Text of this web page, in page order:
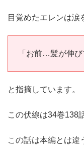
目覚めたエレンは涙
「お前…髪が伸
と指摘しています。
この伏線は34巻138
この話は本編とは違